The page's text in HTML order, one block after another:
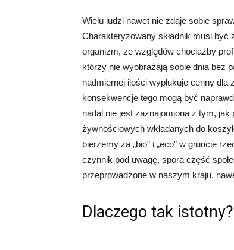
Wielu ludzi nawet nie zdaje sobie
Charakteryzowany składnik musi być
organizm, ze względów chociażby
którzy nie wyobrażają sobie dnia bez
nadmiernej ilości wypłukuje cenny
konsekwencje tego mogą być
nadal nie jest zaznajomiona z tym, jak
żywnościowych wkładanych do
bierzemy za „bio” i „eco” w gruncie
czynnik pod uwagę, spora część
przeprowadzone w naszym kraju,
Dlaczego tak istotny?